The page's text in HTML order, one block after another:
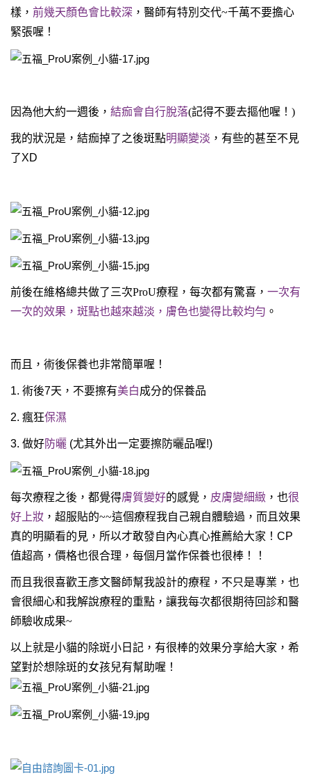
樣， 前幾天顏色會比較深 ，醫師有特別交代~千萬不要擔心
緊張喔！
因為他大約一週後， 結痂會自行脫落(記得不要去摳他喔！)
我的狀況是，結痂掉了之後斑點明顯變淡 ，有些的甚至不見
了XD
前後在維格總共做了三次ProU療程，每次都有驚喜， 一次有
一次的效果，斑點也越來越淡，膚色也變得比較均勻 。
而且，術後保養也非常簡單喔！
1. 術後7天，不要擦有美白成分的保養品
2. 瘋狂保濕
3. 做好防曬 (尤其外出一定要擦防曬品喔!)
每次療程之後，都覺得膚質變好的感覺， 皮膚變細緻 ，也很
好上妝 ，超服貼的~~這個療程我自己親自體驗過，而且效果
真的明顯看的見，所以才敢發自內心真心推薦給大家！ CP
值超高，價格也很合理，每個月當作保養也很棒！！
而且我很喜歡王彥文醫師幫我設計的療程，不只是專業，也
會很細心和我解說療程的重點，讓我每次都很期待回診和醫
師驗收成果~
以上就是小貓的除斑小日記，有很棒的效果分享給大家，希
望對於想除斑的女孩兒有幫助喔！